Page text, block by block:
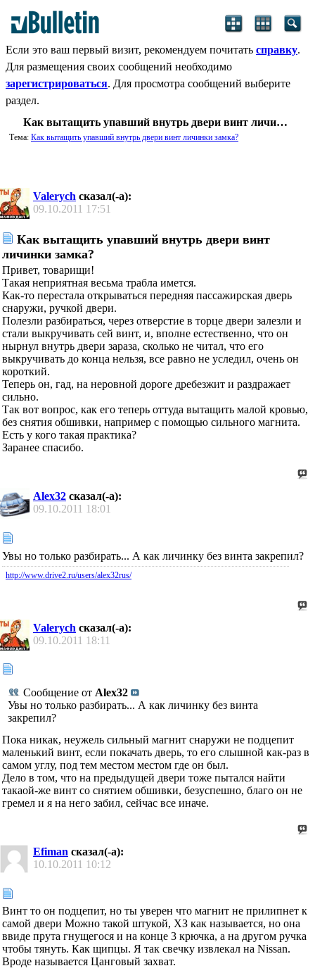
Если это ваш первый визит, рекомендуем почитать справку.
Для размещения своих сообщений необходимо
зарегистрироваться. Для просмотра сообщений выберите
раздел.
Как вытащить упавший внутрь двери винт личинки замка?
Тема: Как вытащить упавший внутрь двери винт личинки замка?
Valerych сказал(-а):
09.10.2011 17:51
Как вытащить упавший внутрь двери винт
личинки замка?
Привет, товарищи!
Такая неприятная весьма трабла имется.
Как-то перестала открываться передняя пассажирская дверь
снаружи, ручкой двери.
Полезли разбираться, через отверстие в торце двери залезли и
стали выкручивать сей винт, и, вполне естественно, что он
нырнул внутрь двери зараза, сколько не читал, что его
выкручивать до конца нельзя, все равно не уследил, очень он
короткий.
Теперь он, гад, на неровной дороге дребезжит и раздражает
сильно.
Так вот вопрос, как его теперь оттуда вытащить малой кровью,
без снятия обшивки, например с помощью сильного магнита.
Есть у кого такая практика?
Заранее спасибо.
Alex32 сказал(-а):
09.10.2011 18:01
Увы но только разбирать... А как личинку без винта закрепил?
http://www.drive2.ru/users/alex32rus/
Valerych сказал(-а):
09.10.2011 18:11
Сообщение от Alex32
Увы но только разбирать... А как личинку без винта
закрепил?
Пока никак, неужель сильный магнит снаружи не подцепит
маленький винт, если покачать дверь, то его слышной как-раз в
самом углу, под тем местом местом где он был.
Дело в том, что на предыдущей двери тоже пытался найти
такаой-же винт со снятием обшивки, безуспешно, благо он не
гремел и я на него забил, сейчас все иначе.
Efiman сказал(-а):
10.10.2011 10:12
Винт то он подцепит, но ты уверен что магнит не прилипнет к
самой двери Можно такой штукой, ХЗ как называется, но она
ввиде прута гнущегося и на конце 3 крючка, а на другом ручка
чтобы тянуть. Как щипцы. Я так свечку извлекал на Nissan.
Вроде называется Цанговый захват.